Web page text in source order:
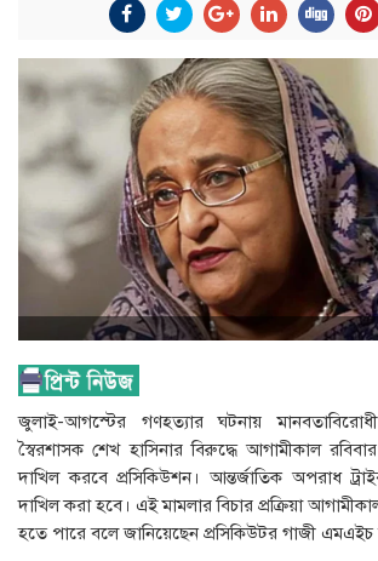
জুলাই-আগস্টের গণহত্যার ঘটনায়
স্বৈরশাসক শেখ হাসিনার বিরুদ্ধে আগামীকাল
দাখিল করবে প্রসিকিউশন। আন্তর্জাতিক অপরাধ
দাখিল করা হবে। এই মামলার বিচার প্রক্রিয়া
হতে পারে বলে জানিয়েছেন প্রসিকিউটর গাজী এমএইচ